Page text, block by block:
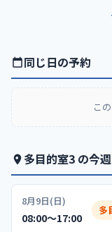
同じ日の予約
こ
多目的室3 の今
8月9日(日)
08:00〜17:00
多